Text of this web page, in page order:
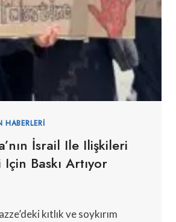
HABERLERI
İsrail Ile Ilişkileri
Baskı Artıyor
kıtlık ve soykırım